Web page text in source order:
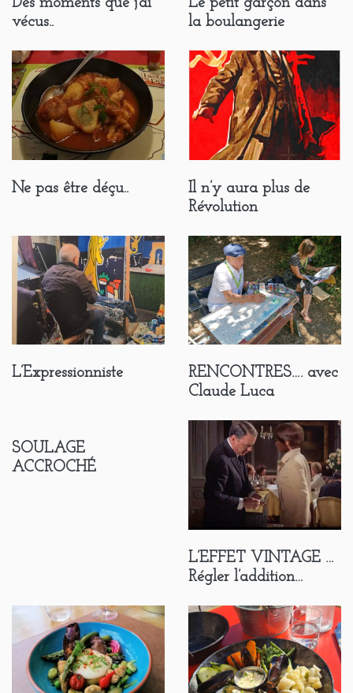
Des moments que j’ai
vécus..
Le petit garçon dans
la boulangerie
Ne pas être déçu..
Il n’y aura plus de
Révolution
L’Expressionniste
RENCONTRES…. avec
Claude Luca
SOULAGE
ACCROCHÉ
L’EFFET VINTAGE …
Régler l’addition…